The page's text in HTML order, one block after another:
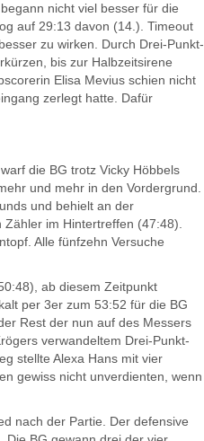
nicht viel besser für die
auf 29:13 davon (14.). Timeout
zu wirken. Durch Drei-Punkt-
bis zur Halbzeitsirene
Elisa Mevius schien nicht
zerlegt hatte. Dafür
die BG trotz Vicky Höbbels
und mehr in den Vordergrund.
und behielt an der
im Hintertreffen (47:48).
Alle fünfzehn Versuche
ab diesem Zeitpunkt
per 3er zum 53:52 für die BG
Rest der nun auf des Messers
verwandeltem Drei-Punkt-
stellte Alexa Hans mit vier
gewiss nicht unverdienten, wenn
nach der Partie. Der defensive